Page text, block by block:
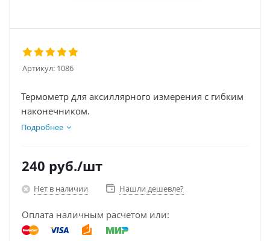
Артикул: 1086
Термометр для аксиллярного измерения с гибким
наконечником.
Подробнее
240 руб./шт
Нет в наличии Нашли дешевле?
Оплата наличным расчетом или: